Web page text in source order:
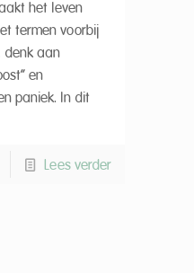
het leven
termen voorbij
denk aan
en
paniek. In dit
Lees verder